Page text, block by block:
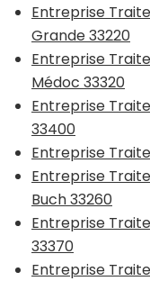
Entreprise
Grande 33220
Entreprise
Médoc 33320
Entreprise
33400
Entreprise
Entreprise
Buch 33260
Entreprise
33370
Entreprise